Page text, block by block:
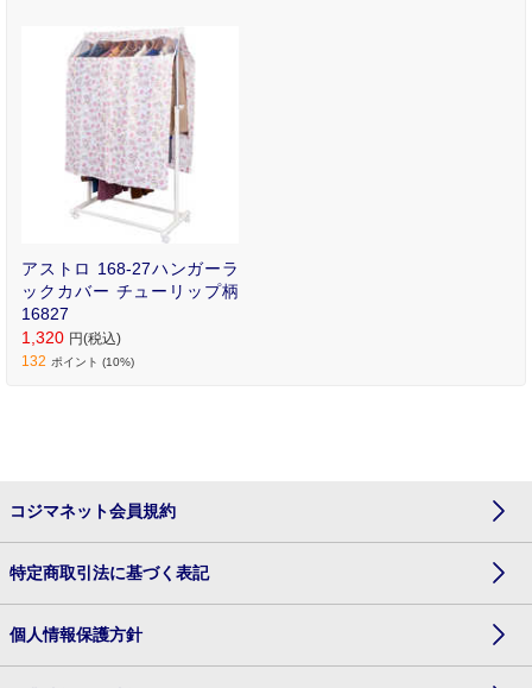
カバー
アストロ 168-27ハンガーラ
ックカバー チューリップ柄
16827
1,320 円(税込)
132 ポイント (10%)
コジマネット会員規約
特定商取引法に基づく表記
個人情報保護方針